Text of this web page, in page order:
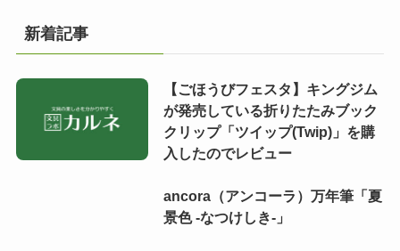
新着記事
【ごほうびフェスタ】キングジム
が発売している折りたたみブック
クリップ「ツイップ(Twip)」を購
入したのでレビュー
ancora（アンコーラ）万年筆「夏
景色 -なつけしき-」